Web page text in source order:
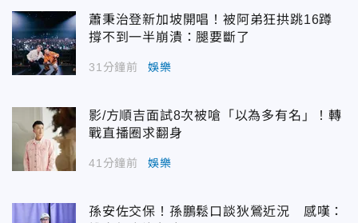
蕭秉治登新加坡開唱！被阿弟狂拱跳16蹲
撐不到一半崩潰：腿要斷了
31分鐘前 娛樂
影/方順吉面試8次被嗆「以為多有名」！轉
戰直播圈求翻身
41分鐘前 娛樂
孫安佐交保！孫鵬鬆口談狄鶯近況 感嘆：